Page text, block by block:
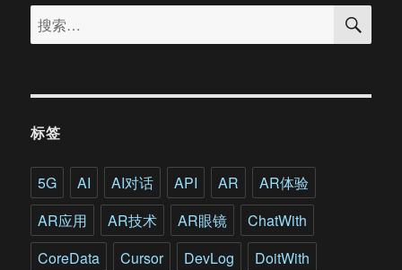
线
件
值
得
买?
搜
索：
搜
标签
5G AI AI对话 API AR
AR体验
AR应用
AR技术 AR眼镜
ChatWith
CoreData
Cursor DevLog
DoitWith